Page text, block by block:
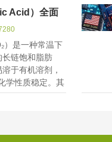
Acid）全面
）是一种常温下
长链饱和脂肪
于有机溶剂，
学性质稳定。其
牛、羊脂肪...